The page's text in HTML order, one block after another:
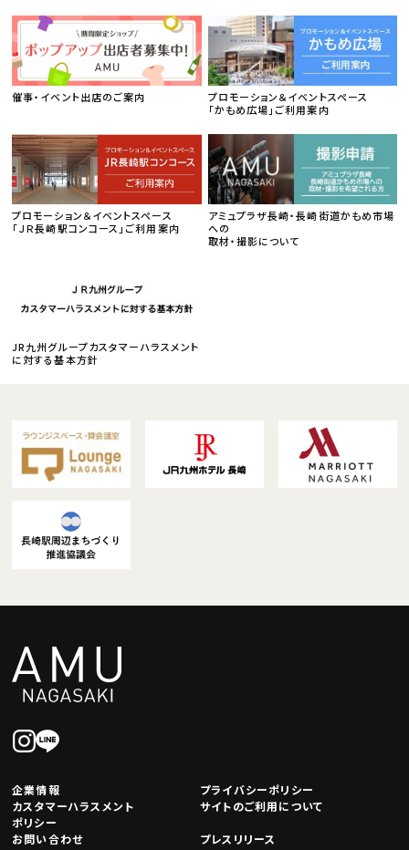
催事・イベント出店のご案内
プロモーション＆イベントスペース
「かもめ広場」ご利用案内
プロモーション＆イベントスペース
「ＪＲ長崎駅コンコース」ご利用案内
アミュプラザ長崎・長崎街道かもめ市場
への
取材・撮影について
JR九州グループカスタマーハラスメント
に対する基本方針
企業情報
プライバシーポリシー
カスタマーハラスメント
ポリシー
サイトのご利用について
お問い合わせ
プレスリリース